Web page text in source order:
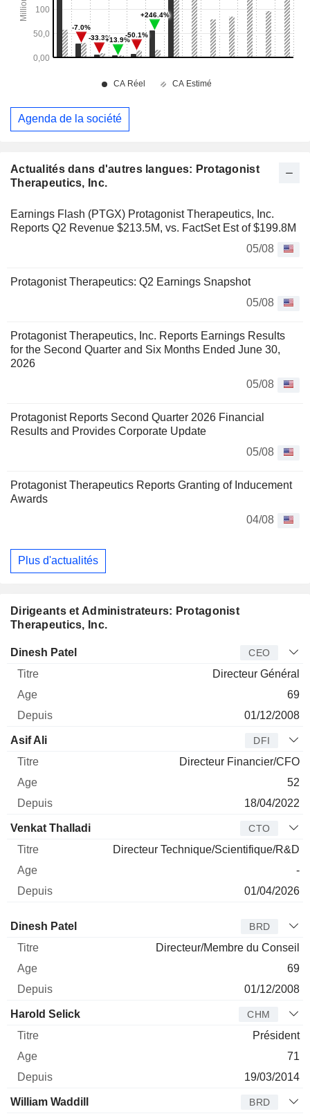
Actualités dans d'autres langues: Protagonist
Therapeutics, Inc.
Earnings Flash (PTGX) Protagonist Therapeutics, Inc.
Reports Q2 Revenue $213.5M, vs. FactSet Est of $199.8M
05/08
Protagonist Therapeutics: Q2 Earnings Snapshot
05/08
Protagonist Therapeutics, Inc. Reports Earnings Results
for the Second Quarter and Six Months Ended June 30,
2026
05/08
Protagonist Reports Second Quarter 2026 Financial
Results and Provides Corporate Update
05/08
Protagonist Therapeutics Reports Granting of Inducement
Awards
04/08
Plus d'actualités
Dirigeants et Administrateurs: Protagonist
Therapeutics, Inc.
Dirigeant Titre
Dinesh Patel CEO
Directeur Général
69
01/12/2008
Asif Ali DFI
Directeur Financier/CFO
52
18/04/2022
Venkat Thalladi CTO
Directeur Technique/Scientifique/R&D
-
01/04/2026
Administrateur
Dinesh Patel BRD
Directeur/Membre du Conseil
69
01/12/2008
Harold Selick CHM
Président
71
19/03/2014
William Waddill BRD
Agenda de la société